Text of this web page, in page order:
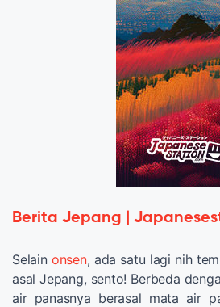
Berita Jepang |
Selainonsen, ada satu lagi nih
asal Jepang, sento! Berbeda
air panasnya berasal mata air